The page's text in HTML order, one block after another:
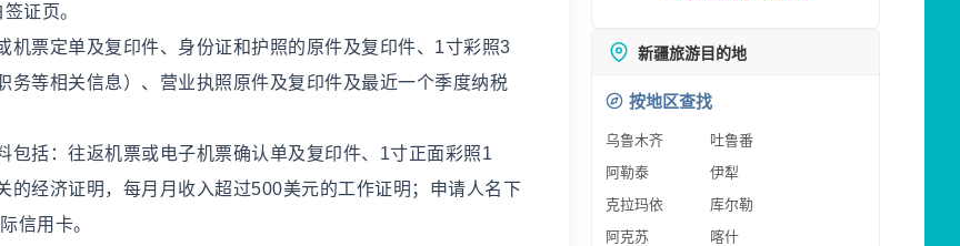
证页。
机票定单及复印件、身份证和护照的原件及复印件、1寸彩照3
等相关信息）、营业执照原件及复印件及最近一个季度纳税
括：往返机票或电子机票确认单及复印件、1寸正面彩照1
的经济证明，每月月收入超过500美元的工作证明；申请人名下
信用卡。
新疆旅游目的地
按地区查找
乌鲁木齐
吐鲁番
阿勒泰
伊犁
克拉玛依
库尔勒
阿克苏
喀什